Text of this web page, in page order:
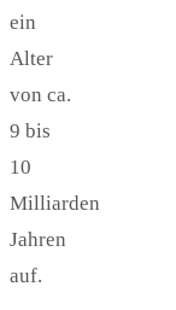
ein
Alter
von ca.
9 bis
10
Milliarden
Jahren
auf.